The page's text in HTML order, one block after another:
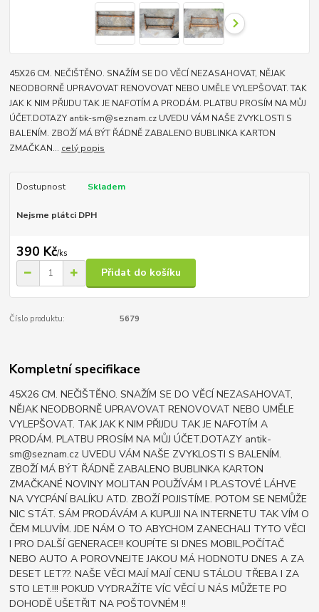
45X26 CM. NEČIŠTĚNO. SNAŽÍM SE DO VĚCÍ NEZASAHOVAT, NĚJAK
NEODBORNĚ UPRAVOVAT RENOVOVAT NEBO UMĚLE VYLEPŠOVAT. TAK
JAK K NIM PŘIJDU TAK JE NAFOTÍM A PRODÁM. PLATBU PROSÍM NA MŮJ
ÚČET.DOTAZY antik-sm@seznam.cz UVEDU VÁM NAŠE ZVYKLOSTI S
BALENÍM. ZBOŽÍ MÁ BÝT ŘÁDNĚ ZABALENO BUBLINKA KARTON
ZMAČKAN... celý popis
Dostupnost Skladem
Nejsme plátci DPH
390 Kč/ks
Přidat do košíku
Číslo produktu: 5679
Kompletní specifikace
45X26 CM. NEČIŠTĚNO. SNAŽÍM SE DO VĚCÍ NEZASAHOVAT,
NĚJAK NEODBORNĚ UPRAVOVAT RENOVOVAT NEBO UMĚLE
VYLEPŠOVAT. TAK JAK K NIM PŘIJDU TAK JE NAFOTÍM A
PRODÁM. PLATBU PROSÍM NA MŮJ ÚČET.DOTAZY antik-
sm@seznam.cz UVEDU VÁM NAŠE ZVYKLOSTI S BALENÍM.
ZBOŽÍ MÁ BÝT ŘÁDNĚ ZABALENO BUBLINKA KARTON
ZMAČKANÉ NOVINY MOLITAN POUŽÍVÁM I PLASTOVÉ LÁHVE
NA VYCPÁNÍ BALÍKU ATD. ZBOŽÍ POJISTÍME. POTOM SE NEMŮŽE
NIC STÁT. SÁM PRODÁVÁM A KUPUJI NA INTERNETU TAK VÍM O
ČEM MLUVÍM. JDE NÁM O TO ABYCHOM ZANECHALI TYTO VĚCI
I PRO DALŠÍ GENERACE!! KOUPÍTE SI DNES MOBIL,POČÍTAČ
NEBO AUTO A POROVNEJTE JAKOU MÁ HODNOTU DNES A ZA
DESET LET??. NAŠE VĚCI MAJÍ MAJÍ CENU STÁLOU TŘEBA I ZA
STO LET.!!! POKUD VYDRAŽÍTE VÍC VĚCÍ U NÁS MŮŽETE PO
DOHODĚ UŠETŘIT NA POŠTOVNÉM !!